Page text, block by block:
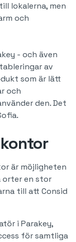
lokalerna, men
och
- och även
av
som är lätt
och
den. Det
är möjligheten
orter en stor
till att Consid
i Parakey,
för samtliga